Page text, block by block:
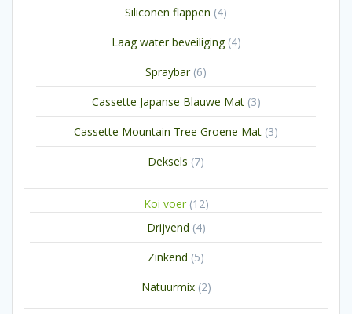
Siliconen flappen 44
producten
Laag water beveiliging 44
producten
Spraybar 66
producten
Cassette Japanse Blauwe Mat 33
producten
Cassette Mountain Tree Groene Mat 33
producten
Deksels 77
Koi voer 1212
Drijvend 44
producten
Zinkend 55
producten
Natuurmix 22